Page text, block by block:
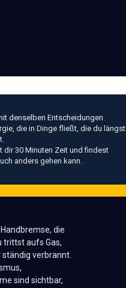
denselben Entscheidungen.
die in Dinge fließt, die du längst
dir 30 Minuten Zeit und findest
anders gehen kann.
die
trittst aufs Gas,
verbrannt.
sind sichtbar,